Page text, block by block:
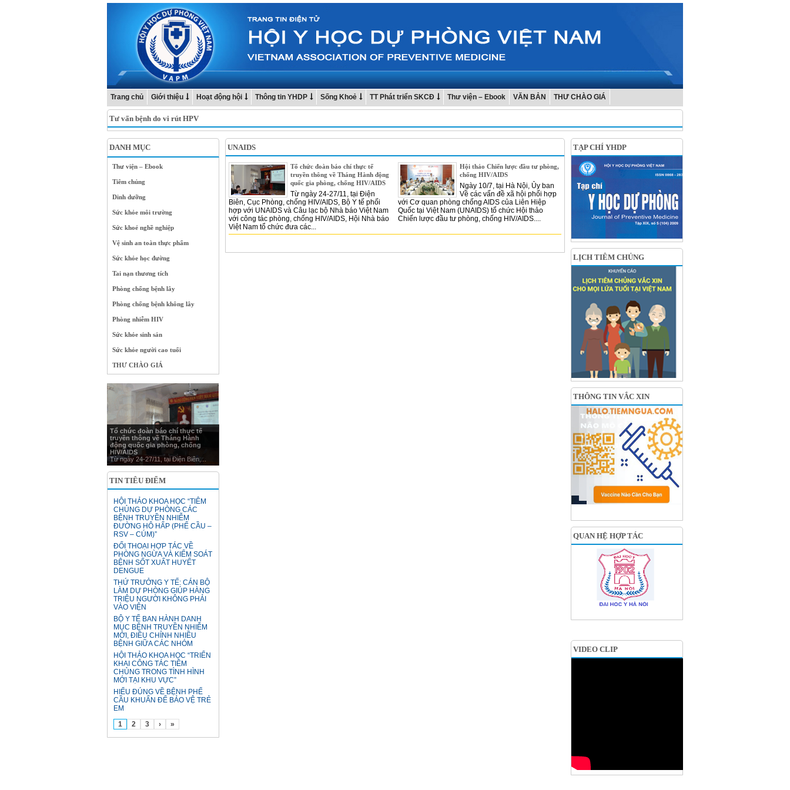
Trang chủ Giới thiệu Hoạt động hội Thông tin YHDP Sống Khoẻ TT Phát triển SKCĐ Thư viện – Ebook VĂN BẢN THƯ CHÀO GIÁ
Tư vấn bệnh do vi rút HPV
DANH MỤC
Thư viện – Ebook
Tiêm chủng
Dinh dưỡng
Sức khỏe môi trường
Sức khoẻ nghề nghiệp
Vệ sinh an toàn thực phẩm
Sức khỏe học đường
Tai nạn thương tích
Phòng chống bệnh lây
Phòng chống bệnh không lây
Phòng nhiễm HIV
Sức khỏe sinh sản
Sức khỏe người cao tuổi
THƯ CHÀO GIÁ
Tổ chức đoàn báo chí thực tế
truyền thông về Tháng Hành
động quốc gia phòng, chống
HIV/AIDS
Từ ngày 24-27/11, tại Điện Biên,...
TIN TIÊU ĐIỂM
HỘI THẢO KHOA HỌC “TIÊM
CHỦNG DỰ PHÒNG CÁC
BỆNH TRUYỀN NHIỄM
ĐƯỜNG HÔ HẤP (PHẾ CẦU –
RSV – CÚM)”
ĐỐI THOẠI HỢP TÁC VỀ
PHÒNG NGỪA VÀ KIỂM SOÁT
BỆNH SỐT XUẤT HUYẾT
DENGUE
THỨ TRƯỞNG Y TẾ: CÁN BỘ
LÀM DỰ PHÒNG GIÚP HÀNG
TRIỆU NGƯỜI KHÔNG PHẢI
VÀO VIỆN
BỘ Y TẾ BAN HÀNH DANH
MỤC BỆNH TRUYỀN NHIỄM
MỚI, ĐIỀU CHỈNH NHIỀU
BỆNH GIỮA CÁC NHÓM
HỘI THẢO KHOA HỌC “TRIỂN
KHAI CÔNG TÁC TIÊM
CHỦNG TRONG TÌNH HÌNH
MỚI TẠI KHU VỰC”
HIỂU ĐÚNG VỀ BỆNH PHẾ
CẦU KHUẨN ĐỂ BẢO VỆ TRẺ
EM
1
2 3 › »
UNAIDS
Tổ chức đoàn báo chí thực tế
truyền thông về Tháng Hành động
quốc gia phòng, chống HIV/AIDS
Từ ngày 24-27/11, tại Điện
Biên, Cục Phòng, chống HIV/AIDS, Bộ Y tế phối
hợp với UNAIDS và Câu lạc bộ Nhà báo Việt Nam
với công tác phòng, chống HIV/AIDS, Hội Nhà báo
Việt Nam tổ chức đưa các...
Hội thảo Chiến lược đầu tư phòng,
chống HIV/AIDS
Ngày 10/7, tại Hà Nội, Ủy ban
Về các vấn đề xã hội phối hợp
với Cơ quan phòng chống AIDS của Liên Hiệp
Quốc tại Việt Nam (UNAIDS) tổ chức Hội thảo
Chiến lược đầu tư phòng, chống HIV/AIDS....
TẠP CHÍ YHDP
LỊCH TIÊM CHỦNG
THÔNG TIN VẮC XIN
QUAN HỆ HỢP TÁC
VIDEO CLIP